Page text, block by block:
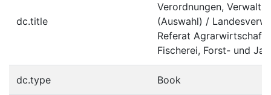
dc.title
Verordnungen,
(Auswahl) /
Referat Agrarwirtschaft,
Fischerei, Forst- und
dc.type Book